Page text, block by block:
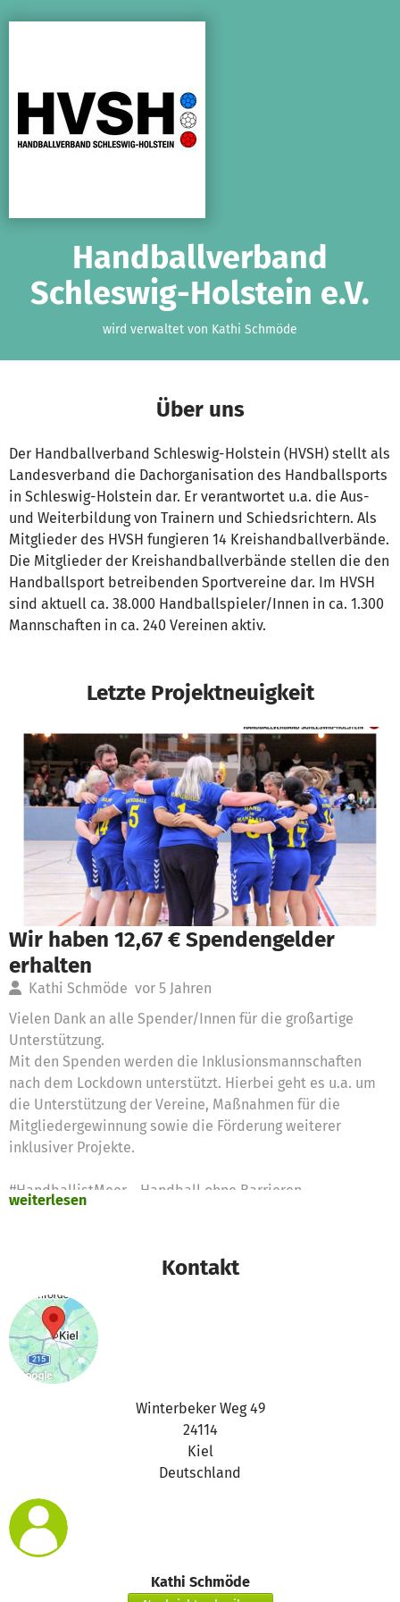
Handballverband
Schleswig-Holstein e.V.
wird verwaltet von Kathi Schmöde
Über uns
Der Handballverband Schleswig-Holstein (HVSH) stellt als
Landesverband die Dachorganisation des Handballsports
in Schleswig-Holstein dar. Er verantwortet u.a. die Aus-
und Weiterbildung von Trainern und Schiedsrichtern. Als
Mitglieder des HVSH fungieren 14 Kreishandballverbände.
Die Mitglieder der Kreishandballverbände stellen die den
Handballsport betreibenden Sportvereine dar. Im HVSH
sind aktuell ca. 38.000 Handballspieler/Innen in ca. 1.300
Mannschaften in ca. 240 Vereinen aktiv.
Letzte Projektneuigkeit
Wir haben 12,67 € Spendengelder
erhalten
Kathi Schmöde vor 5 Jahren
Vielen Dank an alle Spender/Innen für die großartige
Unterstützung.
Mit den Spenden werden die Inklusionsmannschaften
nach dem Lockdown unterstützt. Hierbei geht es u.a. um
die Unterstützung der Vereine, Maßnahmen für die
Mitgliedergewinnung sowie die Förderung weiterer
inklusiver Projekte.
#HandballistMeer - Handball ohne Barrieren
weiterlesen
Kontakt
Winterbeker Weg 49
24114
Kiel
Deutschland
Kathi Schmöde